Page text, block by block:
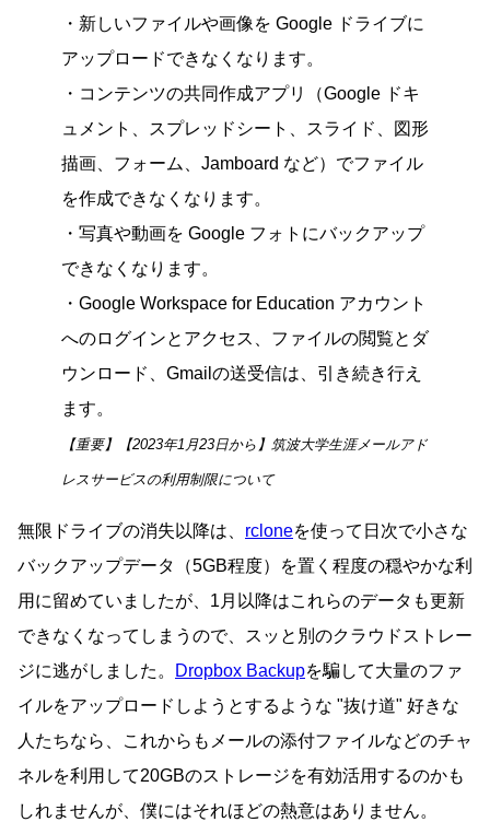
・新しいファイルや画像を Google ドライブに
アップロードできなくなります。
・コンテンツの共同作成アプリ（Google ドキ
ュメント、スプレッドシート、スライド、図形
描画、フォーム、Jamboard など）でファイル
を作成できなくなります。
・写真や動画を Google フォトにバックアップ
できなくなります。
・Google Workspace for Education アカウント
へのログインとアクセス、ファイルの閲覧とダ
ウンロード、Gmailの送受信は、引き続き行え
ます。
【重要】【2023年1月23日から】筑波大学生涯メールアド
レスサービスの利用制限について
無限ドライブの消失以降は、 rcloneを使って日次で小さな
バックアップデータ（5GB程度）を置く程度の穏やかな利
用に留めていましたが、1月以降はこれらのデータも更新
できなくなってしまうので、スッと別のクラウドストレー
ジに逃がしました。
Dropbox Backupを騙して大量のファ
イルをアップロードしようとするような
抜け道
好きな
人たちなら、これからもメールの添付ファイルなどのチャ
ネルを利用して20GBのストレージを有効活用するのかも
しれませんが、僕にはそれほどの熱意はありません。